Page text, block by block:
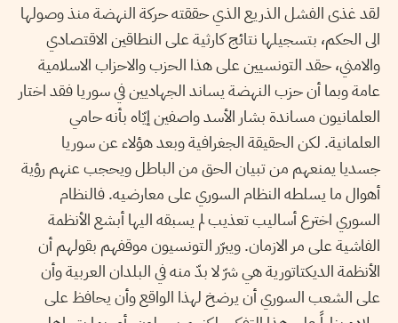
لقد غذى الفشل الذريع الذي حققته حركة النهضة منذ وصولها
الى الحكم، بتسجيلها نتائج كارثية على النطاقين الاقتصادي
والامني، حقد التونسيين على هذا الحزب والاحزاب الاسلامية
عامة وبما أن حزب النهضة يساند الجهاديين في سوريا فقد اختار
العلمانيون مساندة بشار الأسد واصفين إيّاه بأنه حامي
العلمانية. لكن الحقيقة الجغرافية وبعد هؤلاء عن سوريا
جسديا يمنعهم من تبيان الحق من الباطل ويحجب عنهم رؤية
أهوال ما يسلطه النظام السوري على معارضيه. فالنظام
السوري اخترع أساليب تعذيب لم يسبقه اليها أبشع الأنظمة
الفاشية على مر الازمان. ويبرّر التونسيون موقفهم بقولهم أن
الأنظمة الديكتاتورية هي شرّ لا بدّ منه في البلدان العربية وأن
على الشعب السوري أن يرضخ لهذا الواقع وأن يحافظ على